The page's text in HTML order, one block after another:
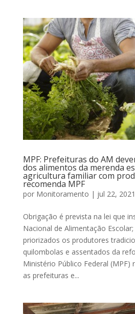
MPF: Prefeituras do AM
dos alimentos da merenda
agricultura familiar com
recomenda MPF
por Monitoramento | jul 22, 2021
Obrigação é prevista na lei que
Nacional de Alimentação
priorizados os produtores
quilombolas e assentados da
Ministério Público Federal (MPF)
as prefeituras e...